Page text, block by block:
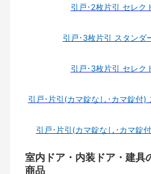
引戸･2枚片引 セレク
引戸･3枚片引 スタンダ
引戸･3枚片引 セレク
引戸･片引(カマ錠なし･カマ錠付)
引戸･片引(カマ錠なし･カマ錠
室内ドア・内装ドア・建具
商品